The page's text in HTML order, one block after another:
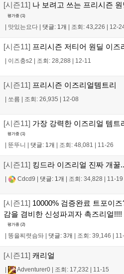
[시즌11] 나 보려고 쓰는 프리시즌
평가중 (1)
| 맛있는요다 | 댓글: 1개 | 조회: 43,226 | 12-
[시즌11] 프리시즌 저티어 원딜 이즈
| 이즈충s2 | 조회: 28,288 | 12-11
[시즌11] 프리시즌 이즈리얼템트리
| 쏘름 | 조회: 26,935 | 12-08
[시즌11] 가장 강력한 이즈리얼 템트
평가중 (1)
뚠뚜니 댓글: 1개 조회: 48,081 11-26
[시즌11] 킹드라 이즈리얼 진짜 개꿀..
Cdcd9 댓글: 1개 조회: 34,828 11-19
[시즌11] 10000% 검증완료 트포이
감을 겸비한 신성파괴자 촉즈리얼!!!!
평가중 (2)
똥을찌렷슴돠 댓글: 3개 조회: 39,146
[시즌11] 캐리얼
Adventurer0 조회: 17,232 11-15